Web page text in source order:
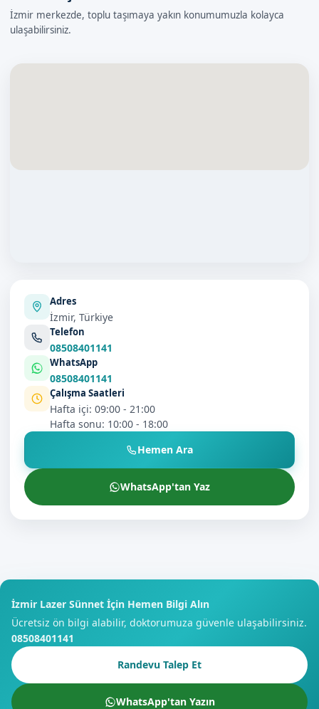
İzmir merkezde, toplu taşımaya yakın konumumuzla kolayca
ulaşabilirsiniz.
Adres
İzmir, Türkiye
Telefon
08508401141
WhatsApp
08508401141
Çalışma Saatleri
Hafta içi: 09:00 - 21:00
Hafta sonu: 10:00 - 18:00
Hemen Ara
WhatsApp'tan Yaz
İzmir Lazer Sünnet İçin Hemen Bilgi Alın
Ücretsiz ön bilgi alabilir, doktorumuza güvenle ulaşabilirsiniz.
08508401141
Randevu Talep Et
WhatsApp'tan Yazın